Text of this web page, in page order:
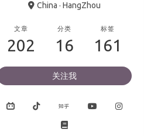
China · HangZhou
文章
202
分类
16
标签
161
关注我